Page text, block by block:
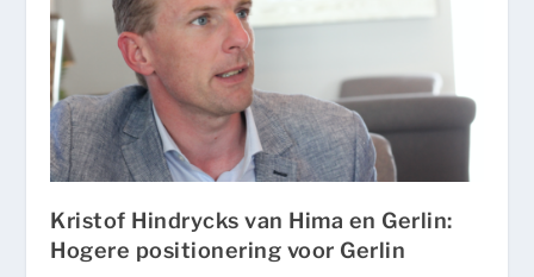
Kristof Hindrycks van Hima en Gerlin:
Hogere positionering voor Gerlin